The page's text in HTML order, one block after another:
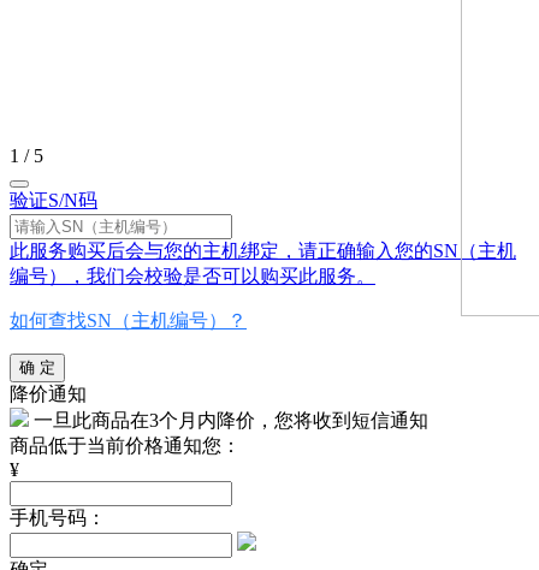
1 / 5
验证S/N码
此服务购买后会与您的主机绑定，请正确输入您的SN（主机
编号），我们会校验是否可以购买此服务。
如何查找SN（主机编号）？
确 定
降价通知
一旦此商品在3个月内降价，您将收到短信通知
商品低于当前价格通知您：
¥
手机号码：